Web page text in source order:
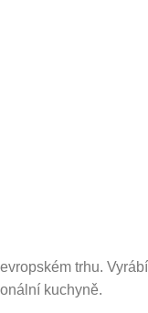
trhu.
kuchyně.